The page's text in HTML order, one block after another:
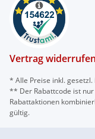
Vertrag widerrufen
* Alle Preise inkl.
** Der Rabattcode ist
Rabattaktionen
gültig.